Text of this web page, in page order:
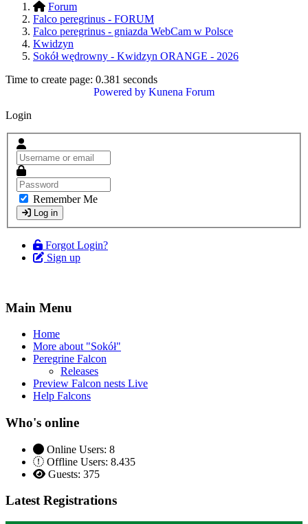
Forum
Falco peregrinus - FORUM
Falco peregrinus - gniazda WebCam w Polsce
Kwidzyn
Sokół wędrowny - Kwidzyn ORANGE - 2026
Time to create page: 0.381 seconds
Powered by Kunena Forum
Login
Remember Me
Log in
Forgot Login?
Sign up
Main Menu
Home
More about "Sokół"
Peregrine Falcon
Releases
Preview Falcon nests Live
Help Falcons
Who's online
Online Users: 8
Offline Users: 8.435
Guests: 375
Latest Registrations